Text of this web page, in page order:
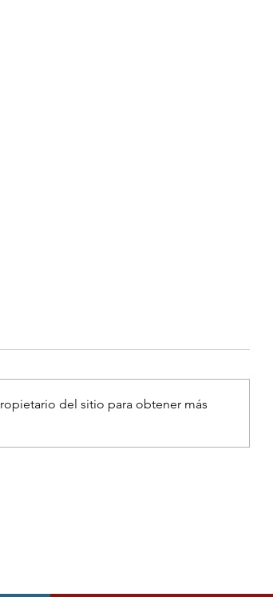
del sitio para obtener más